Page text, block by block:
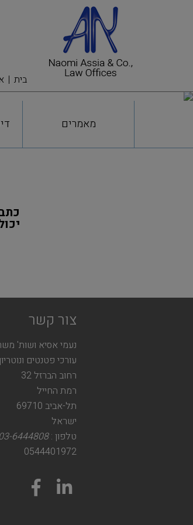
בית
מאמרים
צור קשר
נעמי אסיא ושות'
עורכי פטנטים
רחוב הברזל 32
רמת החייל
תל-אביב 69710
ישראל
טלפון :03-6444808
0544401972